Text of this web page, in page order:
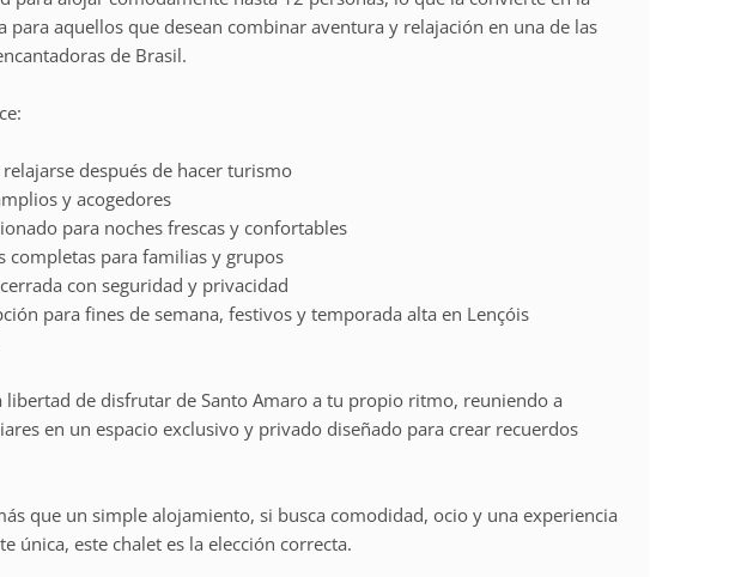
para aquellos que desean combinar aventura y relajación en una de las
de Brasil.
después de hacer turismo
y acogedores
para noches frescas y confortables
completas para familias y grupos
con seguridad y privacidad
para fines de semana, festivos y temporada alta en Lençóis
libertad de disfrutar de Santo Amaro a tu propio ritmo, reuniendo a
en un espacio exclusivo y privado diseñado para crear recuerdos
que un simple alojamiento, si busca comodidad, ocio y una experiencia
única, este chalet es la elección correcta.